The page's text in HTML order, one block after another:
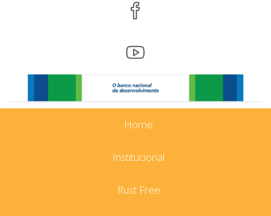
Home
Institucional
Rust Free